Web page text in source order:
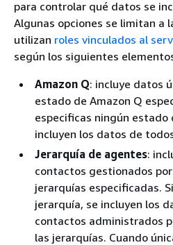
para controlar qué datos se
Algunas opciones se limitan a
utilizan roles vinculados al
según los siguientes
Amazon Q: incluye datos
estado de Amazon Q
especificas ningún estado
incluyen los datos de
Jerarquía de agentes:
contactos gestionados
jerarquías especificadas.
jerarquía, se incluyen los
contactos administrados
las jerarquías. Cuando